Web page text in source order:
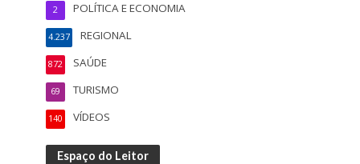
POLÍTICA E ECONOMIA
2
REGIONAL
4.237
SAÚDE
872
TURISMO
69
VÍDEOS
140
Espaço do Leitor